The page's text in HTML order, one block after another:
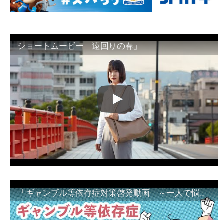
ショートムービー「遠回りの春」
「ギャンブル等依存症対策啓発動画 ～一人で悩まず、家族で悩まず、まず！相談機関へ～」